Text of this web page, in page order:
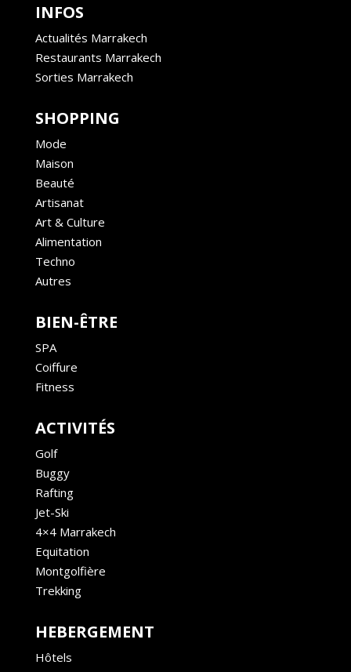
INFOS
Actualités Marrakech
Restaurants Marrakech
Sorties Marrakech
SHOPPING
Mode
Maison
Beauté
Artisanat
Art & Culture
Alimentation
Techno
Autres
BIEN-ÊTRE
SPA
Coiffure
Fitness
ACTIVITÉS
Golf
Buggy
Rafting
Jet-Ski
4×4 Marrakech
Equitation
Montgolfière
Trekking
HEBERGEMENT
Hôtels